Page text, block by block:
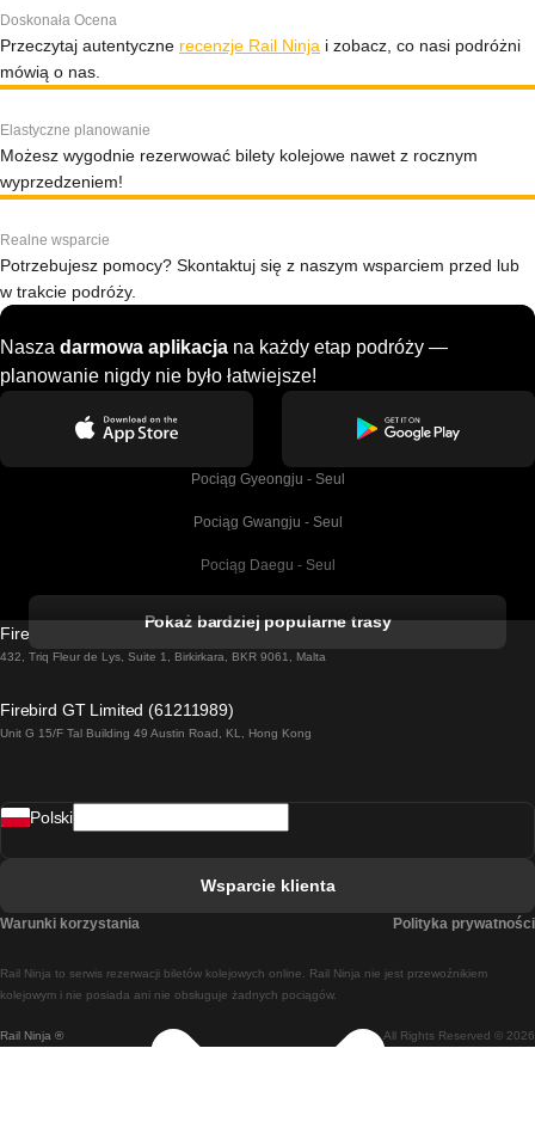
Doskonała Ocena
Przeczytaj autentyczne recenzje Rail Ninja i zobacz, co nasi podróżni
mówią o nas.
Elastyczne planowanie
Możesz wygodnie rezerwować bilety kolejowe nawet z rocznym
wyprzedzeniem!
Realne wsparcie
Potrzebujesz pomocy? Skontaktuj się z naszym wsparciem przed lub
w trakcie podróży.
Nasza darmowa aplikacja na każdy etap podróży —
planowanie nigdy nie było łatwiejsze!
Pociąg Gyeongju - Seul
Pociąg Gwangju - Seul
Pociąg Daegu - Seul
Pociąg Dublin - Galway
Pociąg Rzym - Neapol
Pociąg Madryt - Lizbona
Pociąg Madryt - Barcelona
Pokaż bardziej popularne trasy
Firebird GT Limited (OC 1451)
432, Triq Fleur de Lys, Suite 1, Birkirkara, BKR 9061, Malta
Firebird GT Limited (61211989)
Unit G 15/F Tal Building 49 Austin Road, KL, Hong Kong
Rail Ninja ® All Rights Reserved © 2026
Rail Ninja to serwis rezerwacji biletów kolejowych online. Rail Ninja nie jest przewoźnikiem
kolejowym i nie posiada ani nie obsługuje żadnych pociągów.
Polski
Wsparcie klienta
Warunki korzystania Polityka prywatności